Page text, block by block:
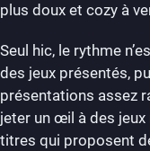
plus doux et cozy à
Seul hic, le rythme
des jeux présentés,
présentations assez
jeter un œil à des jeux
titres qui proposent